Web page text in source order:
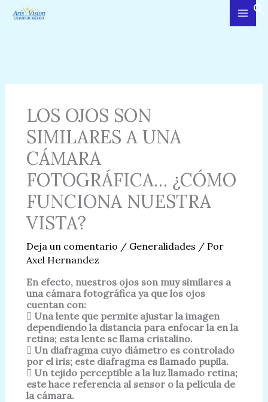
LOS OJOS SON
SIMILARES A UNA
CÁMARA
FOTOGRÁFICA… ¿CÓMO
FUNCIONA NUESTRA
VISTA?
Deja un comentario / Generalidades / Por
Axel Hernandez
En efecto, nuestros ojos son muy similares a
una cámara fotográfica ya que los ojos
cuentan con:
 Una lente que permite ajustar la imagen
dependiendo la distancia para enfocar la en la
retina; esta lente se llama cristalino.
 Un diafragma cuyo diámetro es controlado
por el iris; este diafragma es llamado pupila.
 Un tejido perceptible a la luz llamado retina;
este hace referencia al sensor o la película de
la cámara.